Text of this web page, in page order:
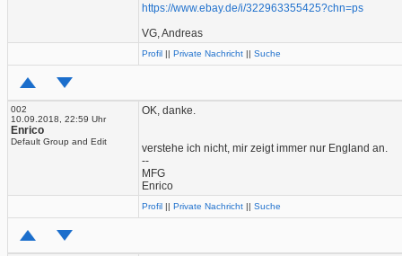
https://www.ebay.de/i/322963355425?chn=ps
VG, Andreas
Profil || Private Nachricht || Suche
002
10.09.2018, 22:59 Uhr
Enrico
Default Group and Edit
OK, danke.
verstehe ich nicht, mir zeigt immer nur England an.
--
MFG
Enrico
Profil || Private Nachricht || Suche